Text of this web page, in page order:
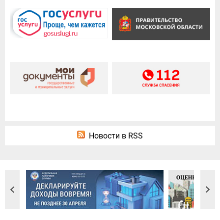
Новости в RSS